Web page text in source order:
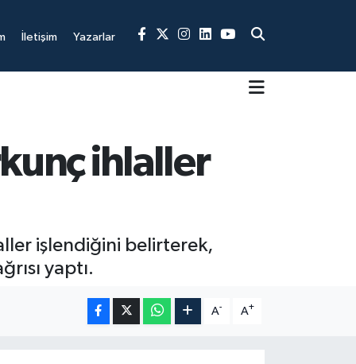
İletişim Yazarlar
ihlaller
işlendiğini belirterek,
yaptı.
A- A+